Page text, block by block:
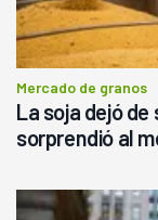
Mercado de granos
La soja dejó
sorprendió al